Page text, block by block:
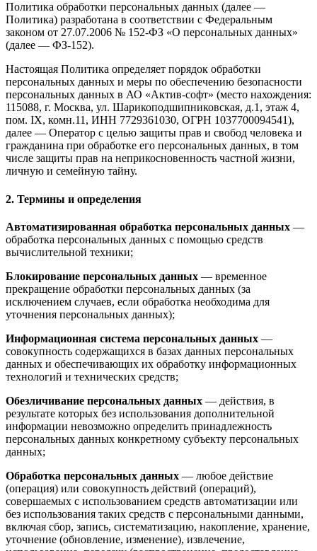
Политика обработки персональных данных (далее —
Политика) разработана в соответствии с Федеральным
законом от 27.07.2006 № 152-ФЗ «О персональных данных»
(далее — ФЗ-152).
Настоящая Политика определяет порядок обработки
персональных данных и меры по обеспечению безопасности
персональных данных в АО «Актив-софт» (место нахождения:
115088, г. Москва, ул. Шарикоподшипниковская, д.1, этаж 4,
пом. IX, комн.11, ИНН 7729361030, ОГРН 1037700094541),
далее — Оператор с целью защиты прав и свобод человека и
гражданина при обработке его персональных данных, в том
числе защиты прав на неприкосновенность частной жизни,
личную и семейную тайну.
2. Термины и определения
Автоматизированная обработка персональных данных —
обработка персональных данных с помощью средств
вычислительной техники;
Блокирование персональных данных — временное
прекращение обработки персональных данных (за
исключением случаев, если обработка необходима для
уточнения персональных данных);
Информационная система персональных данных —
совокупность содержащихся в базах данных персональных
данных и обеспечивающих их обработку информационных
технологий и технических средств;
Обезличивание персональных данных — действия, в
результате которых без использования дополнительной
информации невозможно определить принадлежность
персональных данных конкретному субъекту персональных
данных;
Обработка персональных данных — любое действие
(операция) или совокупность действий (операций),
совершаемых с использованием средств автоматизации или
без использования таких средств с персональными данными,
включая сбор, запись, систематизацию, накопление, хранение,
уточнение (обновление, изменение), извлечение,